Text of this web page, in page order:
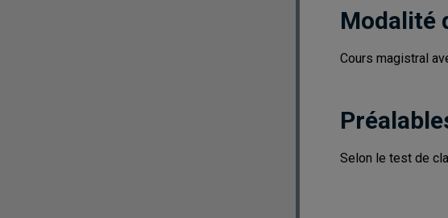
Modalité
Cours magistral
Selon le test de